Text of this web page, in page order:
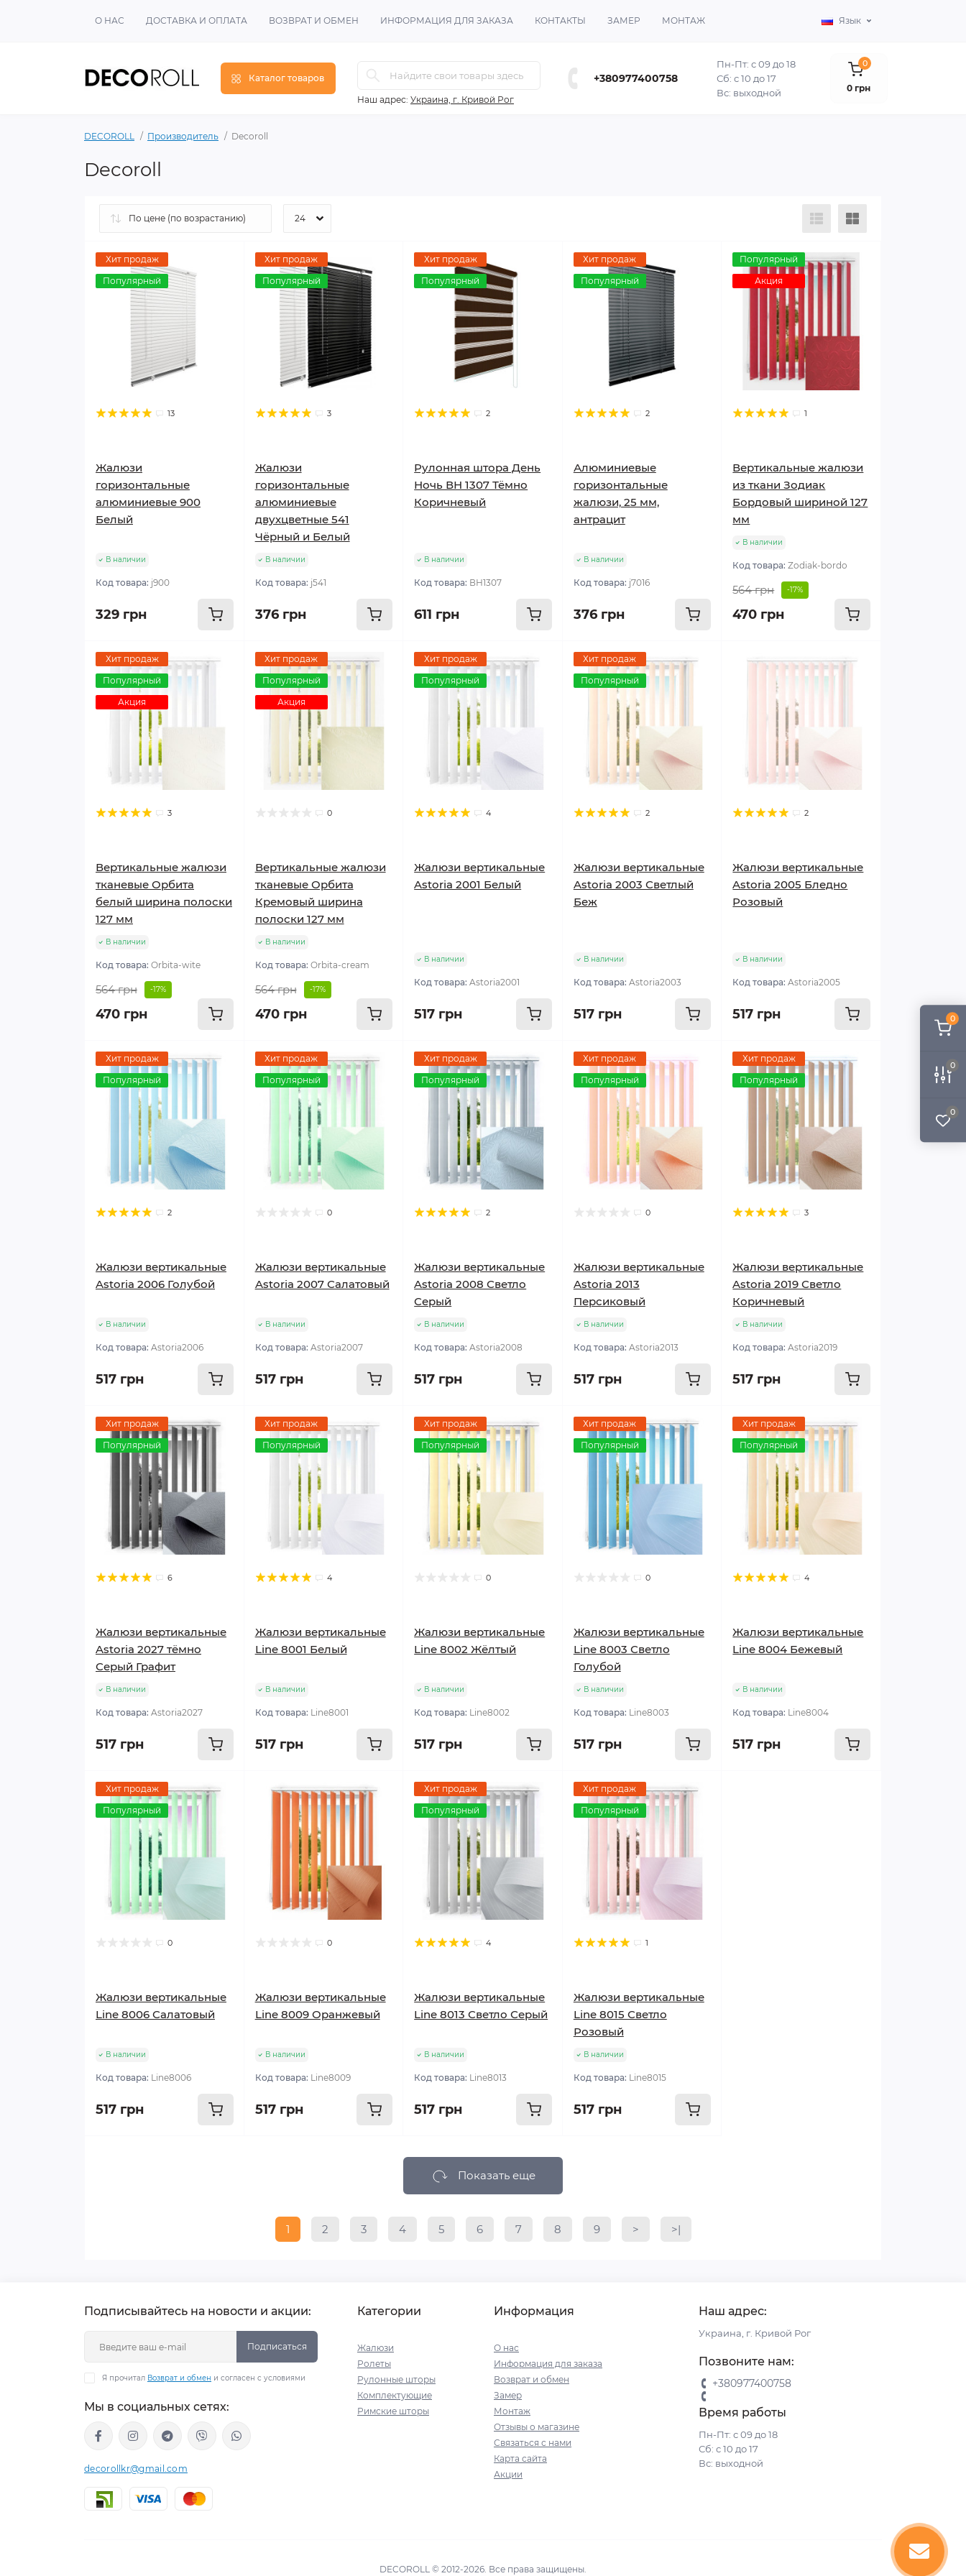
0
0
0
О НАС ДОСТАВКА И ОПЛАТА ВОЗВРАТ И ОБМЕН ИНФОРМАЦИЯ ДЛЯ ЗАКАЗА КОНТАКТЫ ЗАМЕР МОНТАЖ Язык
Каталог товаров
Наш адрес: Украина, г. Кривой Рог
+380977400758
Пн-Пт: с 09 до 18
Сб: с 10 до 17
Вс: выходной
0
0 грн
DECOROLL Производитель Decoroll
Decoroll
Хит продаж
Популярный
13
Жалюзи
горизонтальные
алюминиевые 900
Белый
В наличии
Код товара: j900
329 грн
Хит продаж
Популярный
3
Жалюзи
горизонтальные
алюминиевые
двухцветные 541
Чёрный и Белый
В наличии
Код товара: j541
376 грн
Хит продаж
Популярный
2
Рулонная штора День
Ночь ВН 1307 Тёмно
Коричневый
В наличии
Код товара: ВН1307
611 грн
Хит продаж
Популярный
2
Алюминиевые
горизонтальные
жалюзи, 25 мм,
антрацит
В наличии
Код товара: j7016
376 грн
Популярный
Акция
1
Вертикальные жалюзи
из ткани Зодиак
Бордовый шириной 127
мм
В наличии
Код товара:Zodiak-bordo
564 грн -17%
470 грн
Хит продаж
Популярный
Акция
3
Вертикальные жалюзи
тканевые Орбита
белый ширина полоски
127 мм
В наличии
Код товара: Orbita-wite
564 грн -17%
470 грн
Хит продаж
Популярный
Акция
0
Вертикальные жалюзи
тканевые Орбита
Кремовый ширина
полоски 127 мм
В наличии
Код товара: Orbita-cream
564 грн -17%
470 грн
Хит продаж
Популярный
4
Жалюзи вертикальные
Astoria 2001 Белый
В наличии
Код товара:Astoria2001
517 грн
Хит продаж
Популярный
2
Жалюзи вертикальные
Astoria 2003 Светлый
Беж
В наличии
Код товара: Astoria2003
517 грн
2
Жалюзи вертикальные
Astoria 2005 Бледно
Розовый
В наличии
Код товара:Astoria2005
517 грн
Хит продаж
Популярный
2
Жалюзи вертикальные
Astoria 2006 Голубой
В наличии
Код товара: Astoria2006
517 грн
Хит продаж
Популярный
0
Жалюзи вертикальные
Astoria 2007 Салатовый
В наличии
Код товара: Astoria2007
517 грн
Хит продаж
Популярный
2
Жалюзи вертикальные
Astoria 2008 Светло
Серый
В наличии
Код товара:Astoria2008
517 грн
Хит продаж
Популярный
0
Жалюзи вертикальные
Astoria 2013
Персиковый
В наличии
Код товара: Astoria2013
517 грн
Хит продаж
Популярный
3
Жалюзи вертикальные
Astoria 2019 Светло
Коричневый
В наличии
Код товара:Astoria2019
517 грн
Хит продаж
Популярный
6
Жалюзи вертикальные
Astoria 2027 тёмно
Серый Графит
В наличии
Код товара: Astoria2027
517 грн
Хит продаж
Популярный
4
Жалюзи вертикальные
Line 8001 Белый
В наличии
Код товара: Line8001
517 грн
Хит продаж
Популярный
0
Жалюзи вертикальные
Line 8002 Жёлтый
В наличии
Код товара: Line8002
517 грн
Хит продаж
Популярный
0
Жалюзи вертикальные
Line 8003 Светло
Голубой
В наличии
Код товара: Line8003
517 грн
Хит продаж
Популярный
4
Жалюзи вертикальные
Line 8004 Бежевый
В наличии
Код товара: Line8004
517 грн
Хит продаж
Популярный
0
Жалюзи вертикальные
Line 8006 Салатовый
В наличии
Код товара: Line8006
517 грн
0
Жалюзи вертикальные
Line 8009 Оранжевый
В наличии
Код товара: Line8009
517 грн
Хит продаж
Популярный
4
Жалюзи вертикальные
Line 8013 Светло Серый
В наличии
Код товара: Line8013
517 грн
Хит продаж
Популярный
1
Жалюзи вертикальные
Line 8015 Светло
Розовый
В наличии
Код товара: Line8015
517 грн
Показать еще
1 2 3 4 5 6 7 8 9 > >|
Подписывайтесь на новости и акции:
Подписаться
Я прочитал Возврат и обмен и согласен с условиями
Мы в социальных сетях:
decorollkr@gmail.com
Категории
Жалюзи
Ролеты
Рулонные шторы
Комплектующие
Римские шторы
Информация
О нас
Информация для заказа
Возврат и обмен
Замер
Монтаж
Отзывы о магазине
Связаться с нами
Карта сайта
Акции
Наш адрес:
Украина, г. Кривой Рог
Позвоните нам:
+380977400758
Время работы
Пн-Пт: с 09 до 18
Сб: с 10 до 17
Вс: выходной
DECOROLL © 2012-2026. Все права защищены.